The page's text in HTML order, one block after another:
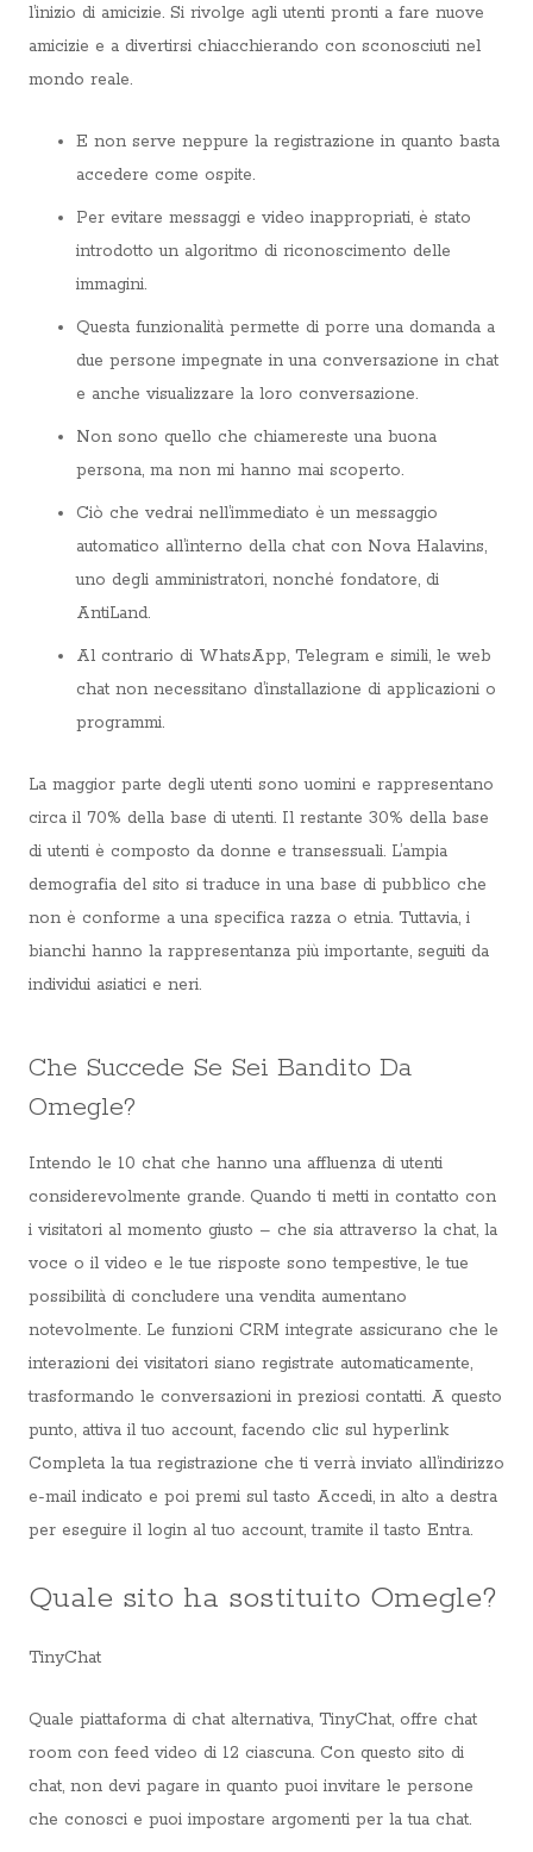
l’inizio di amicizie. Si rivolge agli utenti pronti a fare nuove
amicizie e a divertirsi chiacchierando con sconosciuti nel
mondo reale.
E non serve neppure la registrazione in quanto basta
accedere come ospite.
Per evitare messaggi e video inappropriati, è stato
introdotto un algoritmo di riconoscimento delle
immagini.
Questa funzionalità permette di porre una domanda a
due persone impegnate in una conversazione in chat
e anche visualizzare la loro conversazione.
Non sono quello che chiamereste una buona
persona, ma non mi hanno mai scoperto.
Ciò che vedrai nell’immediato è un messaggio
automatico all’interno della chat con Nova Halavins,
uno degli amministratori, nonché fondatore, di
AntiLand.
Al contrario di WhatsApp, Telegram e simili, le web
chat non necessitano d’installazione di applicazioni o
programmi.
La maggior parte degli utenti sono uomini e rappresentano
circa il 70% della base di utenti. Il restante 30% della base
di utenti è composto da donne e transessuali. L’ampia
demografia del sito si traduce in una base di pubblico che
non è conforme a una specifica razza o etnia. Tuttavia, i
bianchi hanno la rappresentanza più importante, seguiti da
individui asiatici e neri.
Che Succede Se Sei Bandito Da
Omegle?
Intendo le 10 chat che hanno una affluenza di utenti
considerevolmente grande. Quando ti metti in contatto con
i visitatori al momento giusto – che sia attraverso la chat, la
voce o il video e le tue risposte sono tempestive, le tue
possibilità di concludere una vendita aumentano
notevolmente. Le funzioni CRM integrate assicurano che le
interazioni dei visitatori siano registrate automaticamente,
trasformando le conversazioni in preziosi contatti. A questo
punto, attiva il tuo account, facendo clic sul hyperlink
Completa la tua registrazione che ti verrà inviato all’indirizzo
e-mail indicato e poi premi sul tasto Accedi, in alto a destra
per eseguire il login al tuo account, tramite il tasto Entra.
Quale sito ha sostituito Omegle?
TinyChat
Quale piattaforma di chat alternativa, TinyChat, offre chat
room con feed video di 12 ciascuna. Con questo sito di
chat, non devi pagare in quanto puoi invitare le persone
che conosci e puoi impostare argomenti per la tua chat.